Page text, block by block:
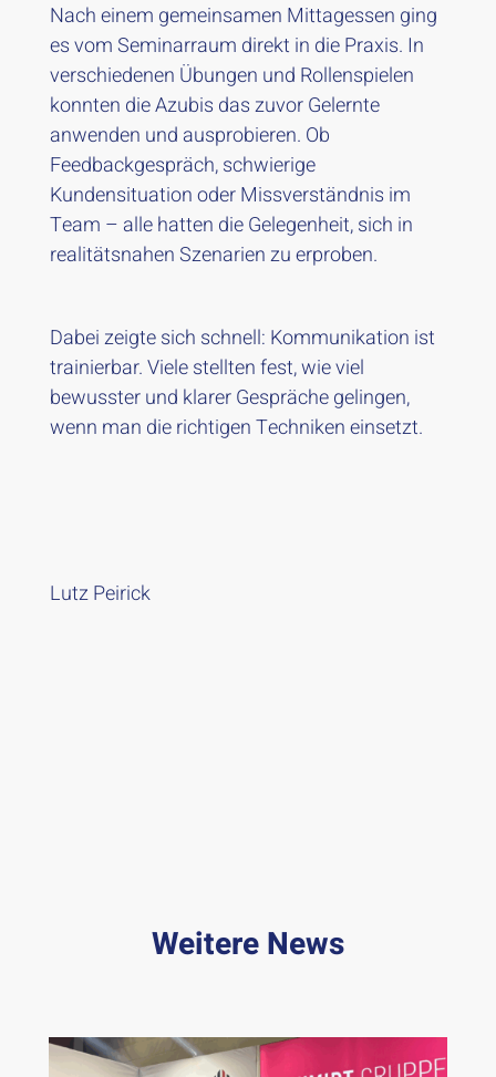
Nach einem gemeinsamen Mittagessen ging
es vom Seminarraum direkt in die Praxis. In
verschiedenen Übungen und Rollenspielen
konnten die Azubis das zuvor Gelernte
anwenden und ausprobieren. Ob
Feedbackgespräch, schwierige
Kundensituation oder Missverständnis im
Team – alle hatten die Gelegenheit, sich in
realitätsnahen Szenarien zu erproben.
Dabei zeigte sich schnell: Kommunikation ist
trainierbar. Viele stellten fest, wie viel
bewusster und klarer Gespräche gelingen,
wenn man die richtigen Techniken einsetzt.
Lutz Peirick
Weitere News